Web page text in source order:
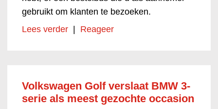
gebruikt om klanten te bezoeken.
Lees verder
Reageer
Volkswagen Golf verslaat BMW 3-
serie als meest gezochte occasion